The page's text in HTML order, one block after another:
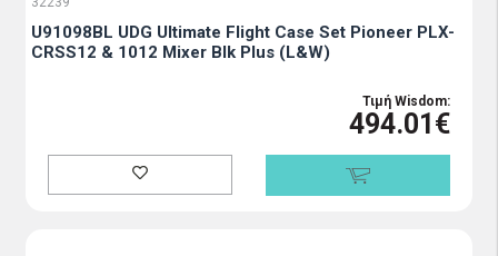
U91098BL UDG Ultimate Flight Case Set Pioneer PLX-
CRSS12 & 1012 Mixer Blk Plus (L&W)
Τιμή Wisdom:
494.01€